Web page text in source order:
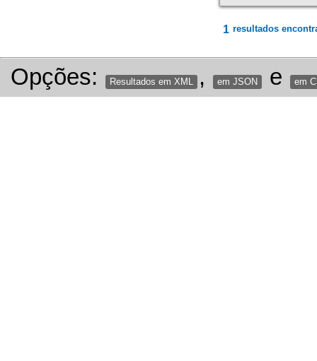
1 resultados
Opções: Resultados em XML , em JSON e em